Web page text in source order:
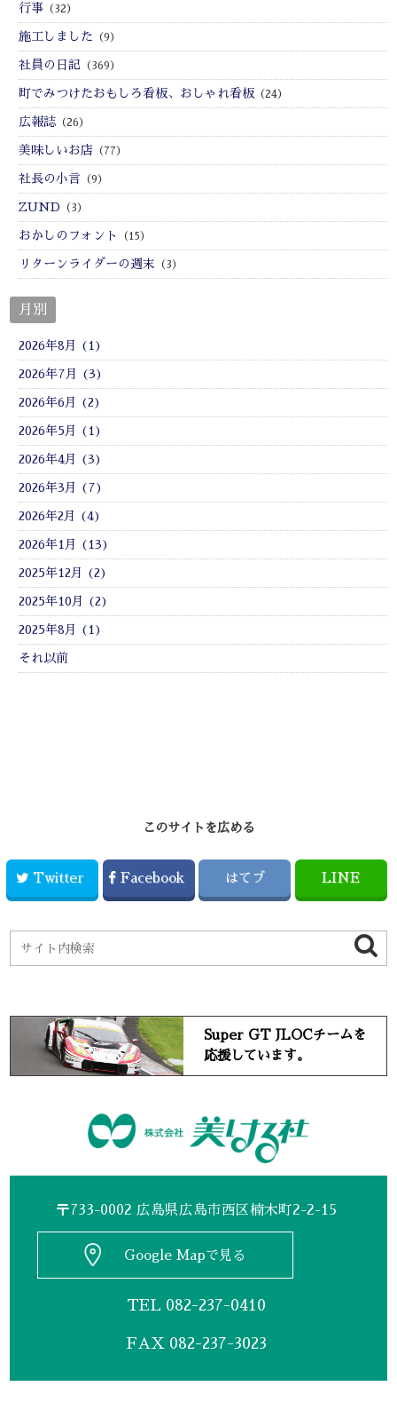
行事 （32）
施工しました （9）
社員の日記 （369）
町でみつけたおもしろ看板、おしゃれ看板 （24）
広報誌 （26）
美味しいお店 （77）
社長の小言 （9）
ZUND （3）
おかしのフォント （15）
リターンライダーの週末 （3）
月別
2026年8月 (1)
2026年7月 (3)
2026年6月 (2)
2026年5月 (1)
2026年4月 (3)
2026年3月 (7)
2026年2月 (4)
2026年1月 (13)
2025年12月 (2)
2025年10月 (2)
2025年8月 (1)
それ以前
このサイトを広める
Twitter Facebook はてブ LINE
Super GT JLOCチームを
応援しています。
〒733-0002 広島県広島市西区楠木町2-2-15
Google Mapで見る
TEL 082-237-0410
FAX 082-237-3023